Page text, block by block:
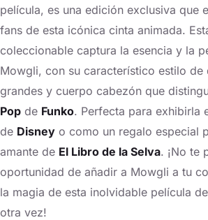
película, es una edición exclusiva que
fans de esta icónica cinta animada.
coleccionable captura la esencia y la
Mowgli, con su característico estilo de
grandes y cuerpo cabezón que
Pop de Funko. Perfecta para exhibirla
de Disney o como un regalo especial
amante de El Libro de la Selva. ¡No te
oportunidad de añadir a Mowgli a tu
la magia de esta inolvidable película de
otra vez!